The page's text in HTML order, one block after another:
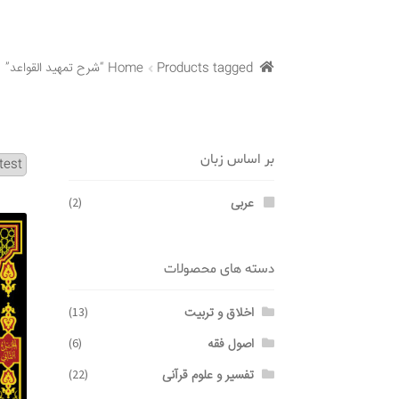
Home Products tagged “شرح تمهید القواعد”
بر اساس زبان
عربی (2)
دسته های محصولات
اخلاق و تربیت (13)
اصول فقه (6)
تفسیر و علوم قرآنی (22)